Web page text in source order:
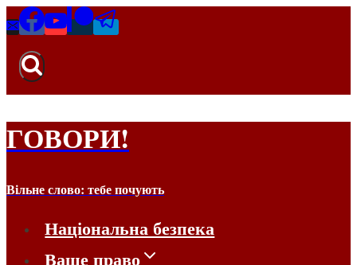
Перейти
до
вмісту
ГОВОРИ!
Вільне слово: тебе почують
Національна безпека
Ваше право